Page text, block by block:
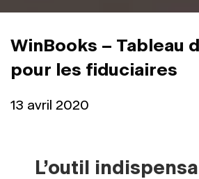
WinBooks – Tableau
pour les fiduciaires
13 avril 2020
L’outil